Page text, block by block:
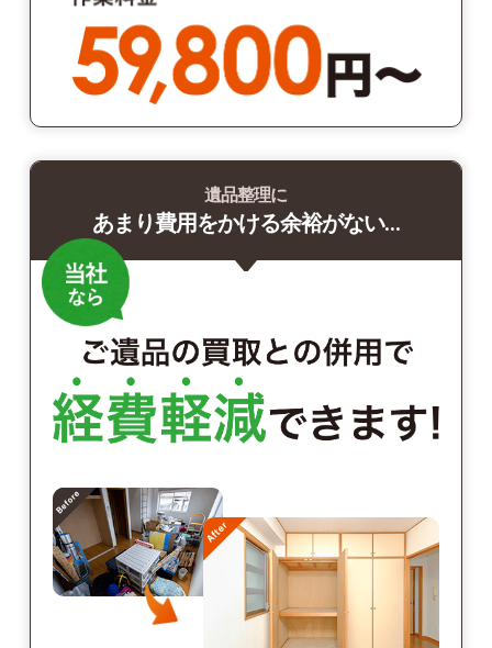
遺品整理に
あまり費用をかける余裕がない…